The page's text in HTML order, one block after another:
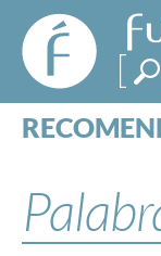
FundéuRAE
- Fundación
del Español
Urgente